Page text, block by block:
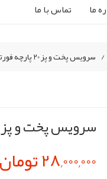
ما تماس با ما
/ سرویس پخت و پز 20 پارچه فورته مدل Adrina-G
سرویس پخت و پز 20 پارچه فورته مدل Adrina-G
28,000,000 تومان